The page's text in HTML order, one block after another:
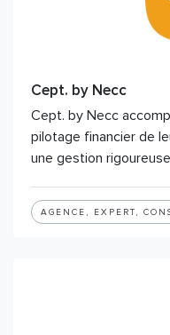
Cept. by Necc
Cept. by Necc
pilotage financier de
une gestion
AGENCE, EXPERT,